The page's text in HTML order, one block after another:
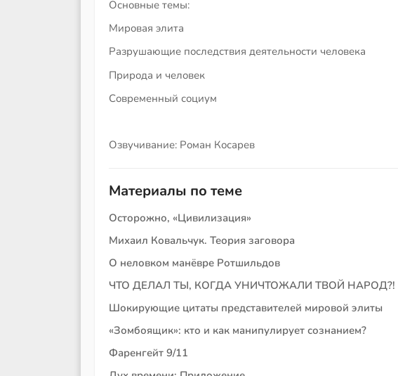
Основные темы:
Мировая элита
Разрушающие последствия деятельности человека
Природа и человек
Современный социум
Озвучивание: Роман Косарев
Материалы по теме
Осторожно, «Цивилизация»
Михаил Ковальчук. Теория заговора
О неловком манёвре Ротшильдов
ЧТО ДЕЛАЛ ТЫ, КОГДА УНИЧТОЖАЛИ ТВОЙ НАРОД?!
Шокирующие цитаты представителей мировой элиты
«Зомбоящик»: кто и как манипулирует сознанием?
Фаренгейт 9/11